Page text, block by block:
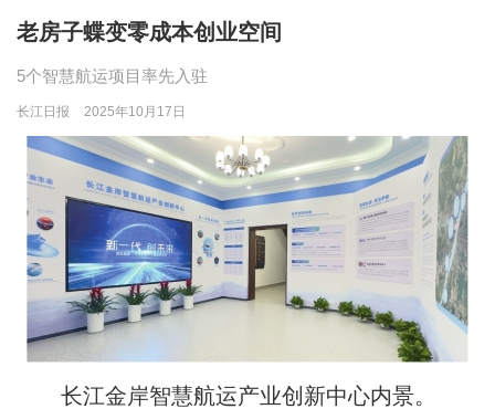
老房子蝶变零成本创业空间
5个智慧航运项目率先入驻
长江日报 2025年10月17日
长江金岸智慧航运产业创新中心内景。